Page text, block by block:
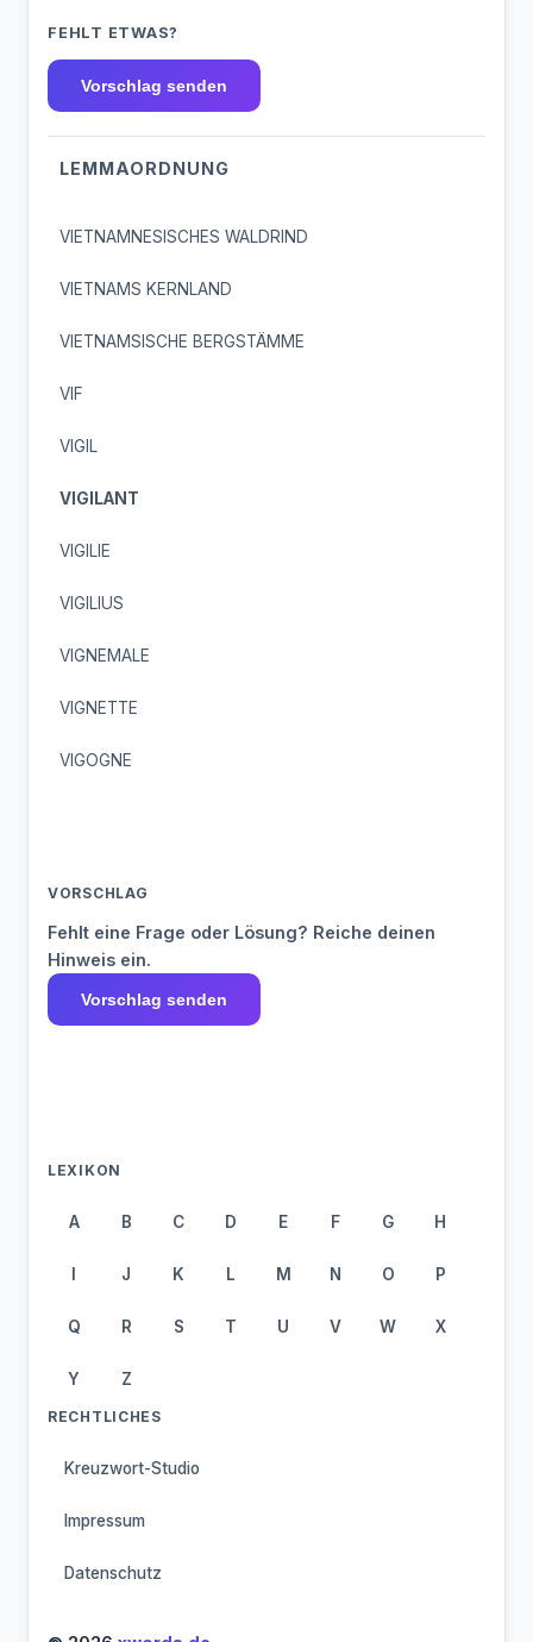
FEHLT ETWAS?
Vorschlag senden
LEMMAORDNUNG
VIETNAMNESISCHES WALDRIND
VIETNAMS KERNLAND
VIETNAMSISCHE BERGSTÄMME
VIF
VIGIL
VIGILANT
VIGILIE
VIGILIUS
VIGNEMALE
VIGNETTE
VIGOGNE
VORSCHLAG
Fehlt eine Frage oder Lösung? Reiche deinen
Hinweis ein.
Vorschlag senden
LEXIKON
A B C D E F G H
I J K L M N O P
Q R S T U V W X
Y Z
RECHTLICHES
Kreuzwort-Studio
Impressum
Datenschutz